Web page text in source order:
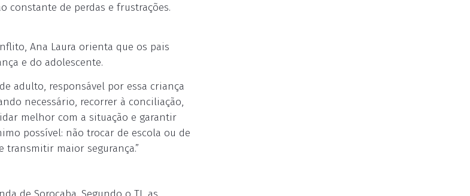
constante de perdas e frustrações.
Ana Laura orienta que os pais
e do adolescente.
adulto, responsável por essa criança
necessário, recorrer à conciliação,
melhor com a situação e garantir
possível: não trocar de escola ou de
transmitir maior segurança.”